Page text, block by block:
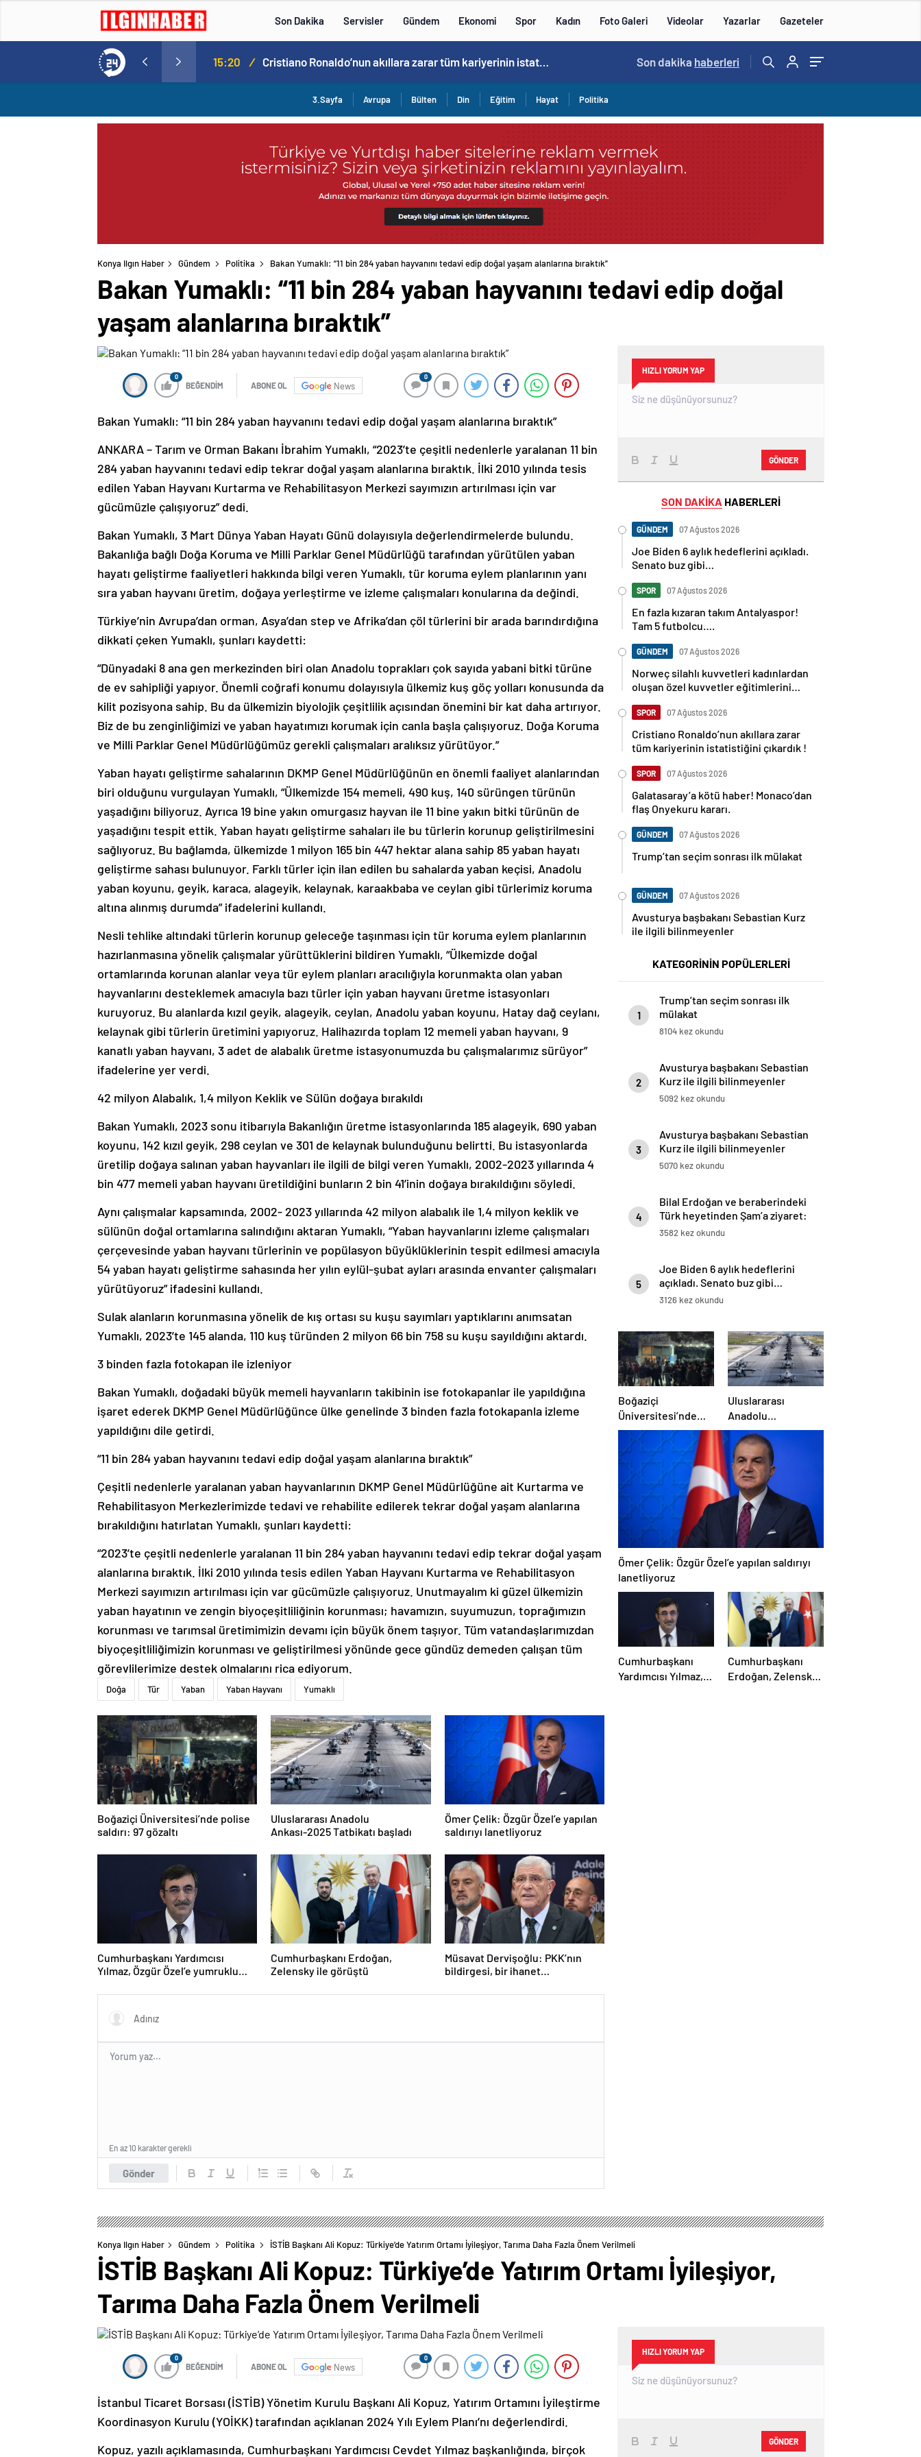
Son Dakika Servisler Gündem Ekonomi Spor Kadın Foto Galeri Videolar Yazarlar Gazeteler
Norweç silahlı kuvvetleri kadınlardan oluşan özel kuvvetler eğitimlerini başlattı. 15:20 / Cristiano Ronaldo’nun akıllara zarar tüm kariyerinin istatistiğini çıkardık ! 14:57 /
Son dakika haberleri
3.Sayfa Avrupa Bülten Din Eğitim Hayat Politika
Konya Ilgın Haber Gündem Politika Bakan Yumaklı: “11 bin 284 yaban hayvanını tedavi edip doğal yaşam alanlarına bıraktık”
Bakan Yumaklı: “11 bin 284 yaban hayvanını tedavi edip doğal
yaşam alanlarına bıraktık”
0
BEĞENDİM ABONE OL News
0
Bakan Yumaklı: “11 bin 284 yaban hayvanını tedavi edip doğal yaşam alanlarına bıraktık”
ANKARA – Tarım ve Orman Bakanı İbrahim Yumaklı, “2023’te çeşitli nedenlerle yaralanan 11 bin
284 yaban hayvanını tedavi edip tekrar doğal yaşam alanlarına bıraktık. İlki 2010 yılında tesis
edilen Yaban Hayvanı Kurtarma ve Rehabilitasyon Merkezi sayımızın artırılması için var
gücümüzle çalışıyoruz” dedi.
Bakan Yumaklı, 3 Mart Dünya Yaban Hayatı Günü dolayısıyla değerlendirmelerde bulundu.
Bakanlığa bağlı Doğa Koruma ve Milli Parklar Genel Müdürlüğü tarafından yürütülen yaban
hayatı geliştirme faaliyetleri hakkında bilgi veren Yumaklı, tür koruma eylem planlarının yanı
sıra yaban hayvanı üretim, doğaya yerleştirme ve izleme çalışmaları konularına da değindi.
Türkiye’nin Avrupa’dan orman, Asya’dan step ve Afrika’dan çöl türlerini bir arada barındırdığına
dikkati çeken Yumaklı, şunları kaydetti:
“Dünyadaki 8 ana gen merkezinden biri olan Anadolu toprakları çok sayıda yabani bitki türüne
de ev sahipliği yapıyor. Önemli coğrafi konumu dolayısıyla ülkemiz kuş göç yolları konusunda da
kilit pozisyona sahip. Bu da ülkemizin biyolojik çeşitlilik açısından önemini bir kat daha artırıyor.
Biz de bu zenginliğimizi ve yaban hayatımızı korumak için canla başla çalışıyoruz. Doğa Koruma
ve Milli Parklar Genel Müdürlüğümüz gerekli çalışmaları aralıksız yürütüyor.”
Yaban hayatı geliştirme sahalarının DKMP Genel Müdürlüğünün en önemli faaliyet alanlarından
biri olduğunu vurgulayan Yumaklı, “Ülkemizde 154 memeli, 490 kuş, 140 sürüngen türünün
yaşadığını biliyoruz. Ayrıca 19 bine yakın omurgasız hayvan ile 11 bine yakın bitki türünün de
yaşadığını tespit ettik. Yaban hayatı geliştirme sahaları ile bu türlerin korunup geliştirilmesini
sağlıyoruz. Bu bağlamda, ülkemizde 1 milyon 165 bin 447 hektar alana sahip 85 yaban hayatı
geliştirme sahası bulunuyor. Farklı türler için ilan edilen bu sahalarda yaban keçisi, Anadolu
yaban koyunu, geyik, karaca, alageyik, kelaynak, karaakbaba ve ceylan gibi türlerimiz koruma
altına alınmış durumda” ifadelerini kullandı.
Nesli tehlike altındaki türlerin korunup geleceğe taşınması için tür koruma eylem planlarının
hazırlanmasına yönelik çalışmalar yürüttüklerini bildiren Yumaklı, “Ülkemizde doğal
ortamlarında korunan alanlar veya tür eylem planları aracılığıyla korunmakta olan yaban
hayvanlarını desteklemek amacıyla bazı türler için yaban hayvanı üretme istasyonları
kuruyoruz. Bu alanlarda kızıl geyik, alageyik, ceylan, Anadolu yaban koyunu, Hatay dağ ceylanı,
kelaynak gibi türlerin üretimini yapıyoruz. Halihazırda toplam 12 memeli yaban hayvanı, 9
kanatlı yaban hayvanı, 3 adet de alabalık üretme istasyonumuzda bu çalışmalarımız sürüyor”
ifadelerine yer verdi.
42 milyon Alabalık, 1,4 milyon Keklik ve Sülün doğaya bırakıldı
Bakan Yumaklı, 2023 sonu itibarıyla Bakanlığın üretme istasyonlarında 185 alageyik, 690 yaban
koyunu, 142 kızıl geyik, 298 ceylan ve 301 de kelaynak bulunduğunu belirtti. Bu istasyonlarda
üretilip doğaya salınan yaban hayvanları ile ilgili de bilgi veren Yumaklı, 2002-2023 yıllarında 4
bin 477 memeli yaban hayvanı üretildiğini bunların 2 bin 41’inin doğaya bırakıldığını söyledi.
Aynı çalışmalar kapsamında, 2002- 2023 yıllarında 42 milyon alabalık ile 1,4 milyon keklik ve
sülünün doğal ortamlarına salındığını aktaran Yumaklı, “Yaban hayvanlarını izleme çalışmaları
çerçevesinde yaban hayvanı türlerinin ve popülasyon büyüklüklerinin tespit edilmesi amacıyla
54 yaban hayatı geliştirme sahasında her yılın eylül-şubat ayları arasında envanter çalışmaları
yürütüyoruz” ifadesini kullandı.
Sulak alanların korunmasına yönelik de kış ortası su kuşu sayımları yaptıklarını anımsatan
Yumaklı, 2023’te 145 alanda, 110 kuş türünden 2 milyon 66 bin 758 su kuşu sayıldığını aktardı.
3 binden fazla fotokapan ile izleniyor
Bakan Yumaklı, doğadaki büyük memeli hayvanların takibinin ise fotokapanlar ile yapıldığına
işaret ederek DKMP Genel Müdürlüğünce ülke genelinde 3 binden fazla fotokapanla izleme
yapıldığını dile getirdi.
“11 bin 284 yaban hayvanını tedavi edip doğal yaşam alanlarına bıraktık”
Çeşitli nedenlerle yaralanan yaban hayvanlarının DKMP Genel Müdürlüğüne ait Kurtarma ve
Rehabilitasyon Merkezlerimizde tedavi ve rehabilite edilerek tekrar doğal yaşam alanlarına
bırakıldığını hatırlatan Yumaklı, şunları kaydetti:
“2023’te çeşitli nedenlerle yaralanan 11 bin 284 yaban hayvanını tedavi edip tekrar doğal yaşam
alanlarına bıraktık. İlki 2010 yılında tesis edilen Yaban Hayvanı Kurtarma ve Rehabilitasyon
Merkezi sayımızın artırılması için var gücümüzle çalışıyoruz. Unutmayalım ki güzel ülkemizin
yaban hayatının ve zengin biyoçeşitliliğinin korunması; havamızın, suyumuzun, toprağımızın
korunması ve tarımsal üretimimizin devamı için büyük önem taşıyor. Tüm vatandaşlarımızdan
biyoçeşitliliğimizin korunması ve geliştirilmesi yönünde gece gündüz demeden çalışan tüm
görevlilerimize destek olmalarını rica ediyorum.
Doğa Tür Yaban Yaban Hayvanı Yumaklı
Boğaziçi Üniversitesi’nde polise
saldırı: 97 gözaltı
Uluslararası Anadolu
Ankası-2025 Tatbikatı başladı
Ömer Çelik: Özgür Özel’e yapılan
saldırıyı lanetliyoruz
Cumhurbaşkanı Yardımcısı
Yılmaz, Özgür Özel’e yumruklu
Cumhurbaşkanı Erdoğan,
Zelensky ile görüştü
Müsavat Dervişoğlu: PKK’nın
bildirgesi, bir ihanet
Gönder
En az 10 karakter gerekli
HIZLI YORUM YAP
GÖNDER
SON DAKİKA HABERLERİ
GÜNDEM 07 Ağustos 2026
Joe Biden 6 aylık hedeflerini açıkladı.
Senato buz gibi…
SPOR 07 Ağustos 2026
En fazla kızaran takım Antalyaspor!
Tam 5 futbolcu….
GÜNDEM 07 Ağustos 2026
Norweç silahlı kuvvetleri kadınlardan
oluşan özel kuvvetler eğitimlerini
SPOR 07 Ağustos 2026
Cristiano Ronaldo’nun akıllara zarar
tüm kariyerinin istatistiğini çıkardık !
SPOR 07 Ağustos 2026
Galatasaray’a kötü haber! Monaco’dan
flaş Onyekuru kararı.
GÜNDEM 07 Ağustos 2026
Trump’tan seçim sonrası ilk mülakat
GÜNDEM 07 Ağustos 2026
Avusturya başbakanı Sebastian Kurz
ile ilgili bilinmeyenler
KATEGORİNİN POPÜLERLERİ
1
Trump’tan seçim sonrası ilk
mülakat
8104 kez okundu
2
Avusturya başbakanı Sebastian
Kurz ile ilgili bilinmeyenler
5092 kez okundu
3
Avusturya başbakanı Sebastian
Kurz ile ilgili bilinmeyenler
5070 kez okundu
4
Bilal Erdoğan ve beraberindeki
Türk heyetinden Şam’a ziyaret:
Emevi Camii’nde namaz kıldılar
3582 kez okundu
5
Joe Biden 6 aylık hedeflerini
açıkladı. Senato buz gibi…
3126 kez okundu
Boğaziçi
Üniversitesi’nde
polise saldırı: 97
gözaltı
Uluslararası
Anadolu
Ankası-2025
Tatbikatı başladı
Ömer Çelik: Özgür Özel’e yapılan saldırıyı
lanetliyoruz
Cumhurbaşkanı
Yardımcısı Yılmaz,
Cumhurbaşkanı
Erdoğan, Zelensky
Konya Ilgın Haber Gündem Politika İSTİB Başkanı Ali Kopuz: Türkiye’de Yatırım Ortamı İyileşiyor, Tarıma Daha Fazla Önem Verilmeli
İSTİB Başkanı Ali Kopuz: Türkiye’de Yatırım Ortamı İyileşiyor,
Tarıma Daha Fazla Önem Verilmeli
0
BEĞENDİM ABONE OL News
0
İstanbul Ticaret Borsası (İSTİB) Yönetim Kurulu Başkanı Ali Kopuz, Yatırım Ortamını İyileştirme
Koordinasyon Kurulu (YOİKK) tarafından açıklanan 2024 Yılı Eylem Planı’nı değerlendirdi.
Kopuz, yazılı açıklamasında, Cumhurbaşkanı Yardımcısı Cevdet Yılmaz başkanlığında, birçok
HIZLI YORUM YAP
GÖNDER